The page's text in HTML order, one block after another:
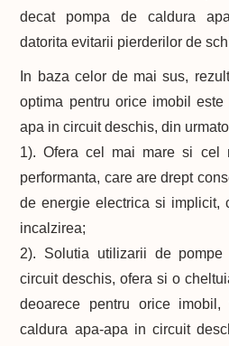
decat pompa de caldura
datorita evitarii pierderilor de
In baza celor de mai sus,
optima pentru orice imobil
apa in circuit deschis, din
1). Ofera cel mai mare si cel
performanta, care are drept
de energie electrica si implicit,
incalzirea;
2). Solutia utilizarii de
circuit deschis, ofera si o
deoarece pentru orice
caldura apa-apa in circuit